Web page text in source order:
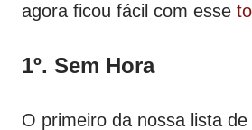
agora ficou fácil com esse
1º. Sem Hora
O primeiro da nossa lista